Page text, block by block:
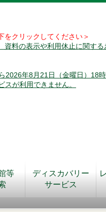
クリックしてください＞
資料の表示や利用休止に関する
2026年8月21日（金曜日）18
が利用できません。
等
ディスカバリー
サービス